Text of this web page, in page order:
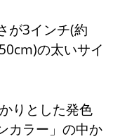
が3インチ(約
の太いサイ
りとした発色
カラー」の中か